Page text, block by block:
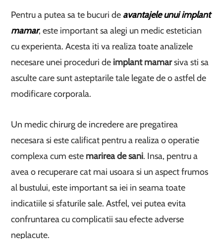
Pentru a putea sa te bucuri de avantajele unui implant
mamar, este important sa alegi un medic estetician
cu experienta. Acesta iti va realiza toate analizele
necesare unei proceduri de implant mamarsiva sti sa
asculte care sunt asteptarile tale legate de o astfel de
modificare corporala.
Un medic chirurg de incredere are pregatirea
necesara si este calificat pentru a realiza o operatie
complexa cum este marirea de sani. Insa, pentru a
avea o recuperare cat mai usoara si un aspect frumos
al bustului, este important sa iei in seama toate
indicatiile si sfaturile sale. Astfel, vei putea evita
confruntarea cu complicatii sau efecte adverse
neplacute.